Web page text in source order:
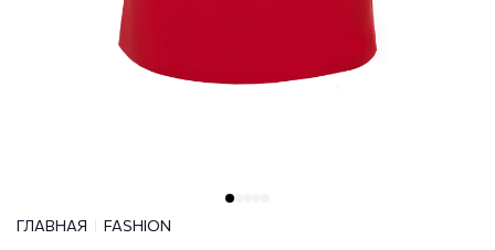
ГЛАВНАЯ FASHION